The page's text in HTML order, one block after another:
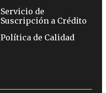
Servicio de
Suscripción a Crédito
Política de Calidad